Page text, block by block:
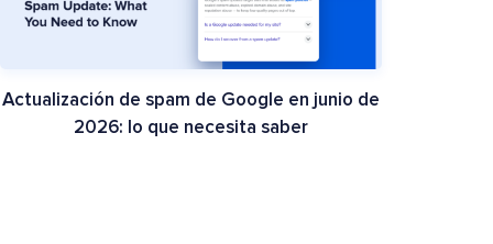
Actualización de spam de Google en junio de
2026: lo que necesita saber